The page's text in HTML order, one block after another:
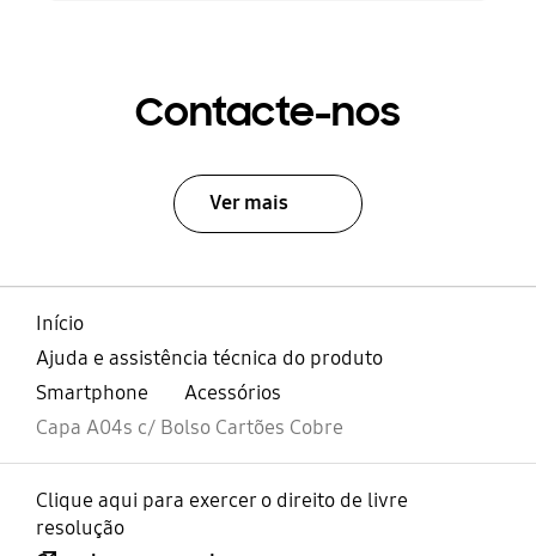
Contacte-nos
Ver mais
Início
Ajuda e assistência técnica do produto
Smartphone
Acessórios
Capa A04s c/ Bolso Cartões Cobre
Clique aqui para exercer o direito de livre
resolução